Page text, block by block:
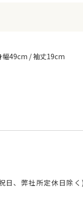
幅49cm / 袖丈19cm
日、弊社所定休日除